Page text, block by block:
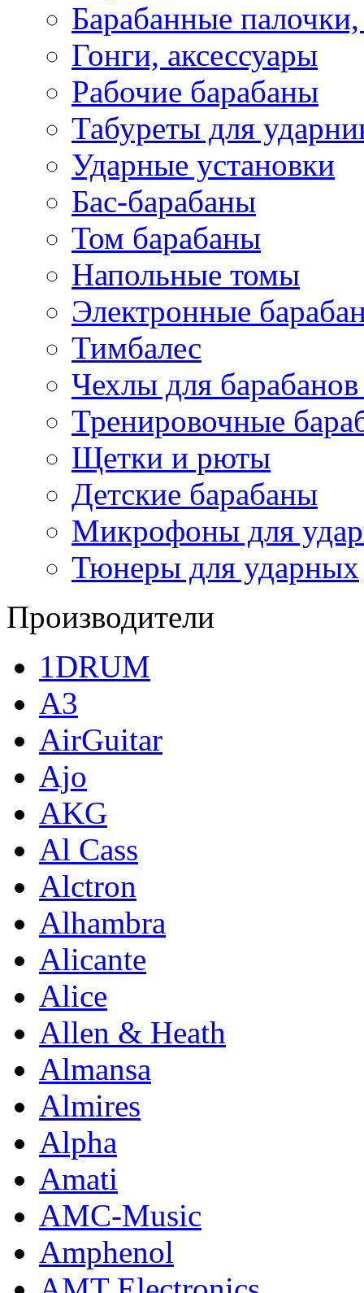
Барабанные палочки,
Гонги, аксессуары
Рабочие барабаны
Табуреты для
Ударные установки
Бас-барабаны
Том барабаны
Напольные томы
Электронные
Тимбалес
Чехлы для
Тренировочные
Щетки и рюты
Детские барабаны
Микрофоны для
Тюнеры для ударных
Производители
1DRUM
A3
AirGuitar
Ajo
AKG
Al Cass
Alctron
Alhambra
Alicante
Alice
Allen & Heath
Almansa
Almires
Alpha
Amati
AMC-Music
Amphenol